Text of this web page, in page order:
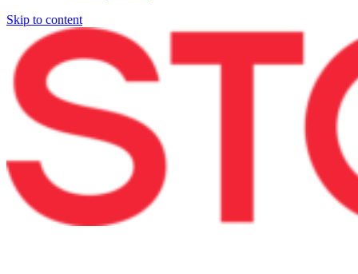
Skip to content